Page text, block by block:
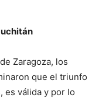
Zaragoza, los
que el triunfo
es válida y por lo